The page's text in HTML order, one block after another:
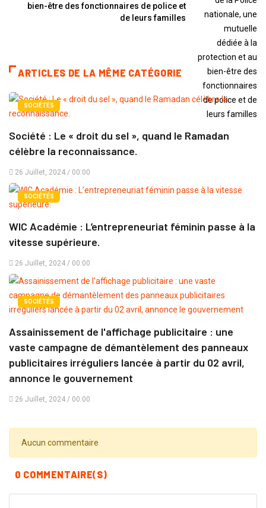
bien-être des fonctionnaires de police et
de leurs familles
ARTICLES DE LA MÊME CATÉGORIE
SOCIÉTÉS
Société : Le « droit du sel », quand le Ramadan
célèbre la reconnaissance.
26 Juillet, 2024 / 00:00
SOCIÉTÉS
WIC Académie : L’entrepreneuriat féminin passe à la
vitesse supérieure.
26 Juillet, 2024 / 00:00
SOCIÉTÉS
Assainissement de l'affichage publicitaire : une
vaste campagne de démantèlement des panneaux
publicitaires irréguliers lancée à partir du 02 avril,
annonce le gouvernement
26 Juillet, 2024 / 00:00
Aucun commentaire
0 COMMENTAIRE(S)